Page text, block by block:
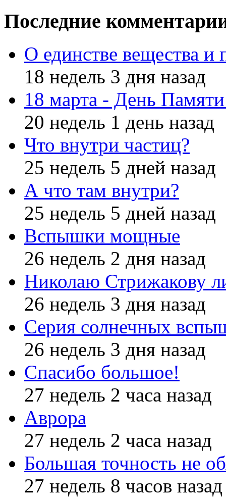
Последние
О единстве вещества и
18 недель 3 дня назад
18 марта - День
20 недель 1 день назад
Что внутри частиц?
25 недель 5 дней назад
А что там внутри?
25 недель 5 дней назад
Вспышки мощные
26 недель 2 дня назад
Николаю Стрижакову
26 недель 3 дня назад
Серия солнечных
26 недель 3 дня назад
Спасибо большое!
27 недель 2 часа назад
Аврора
27 недель 2 часа назад
Большая точность не
27 недель 8 часов назад